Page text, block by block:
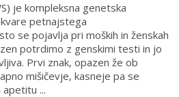
je kompleksna genetska
petnajstega
se pojavlja pri moških in ženskah
potrdimo z genskimi testi in jo
Prvi znak, opazen že ob
mišičevje, kasneje pa se
...